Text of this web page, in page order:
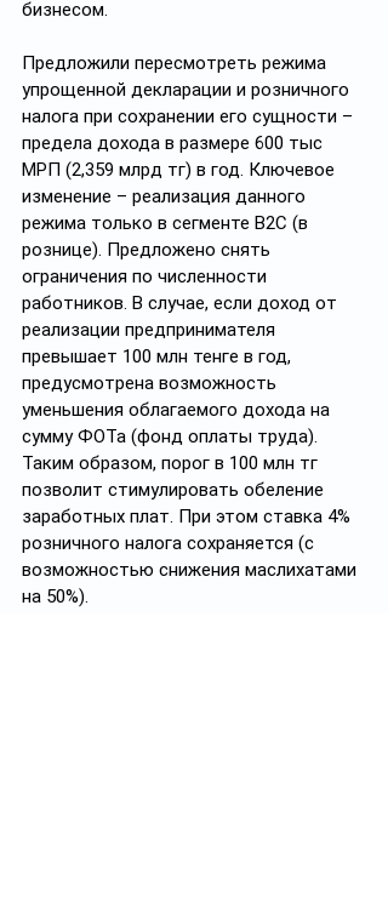
бизнесом.
Предложили пересмотреть режима
упрощенной декларации и розничного
налога при сохранении его сущности –
предела дохода в размере 600 тыс
МРП (2,359 млрд тг) в год. Ключевое
изменение – реализация данного
режима только в сегменте B2C (в
рознице). Предложено снять
ограничения по численности
работников. В случае, если доход от
реализации предпринимателя
превышает 100 млн тенге в год,
предусмотрена возможность
уменьшения облагаемого дохода на
сумму ФОТа (фонд оплаты труда).
Таким образом, порог в 100 млн тг
позволит стимулировать обеление
заработных плат. При этом ставка 4%
розничного налога сохраняется (с
возможностью снижения маслихатами
на 50%).